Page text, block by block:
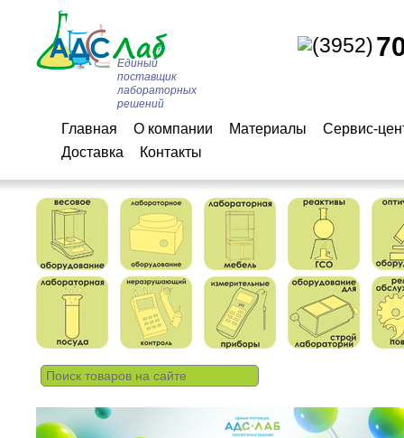
(3952)
Единый
поставщик
лабораторных
решений
Главная О компании Материалы
Сервис-
Доставка
Контакты